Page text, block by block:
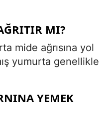
MI?
mide ağrısına yol
yumurta genellikle
YEMEK